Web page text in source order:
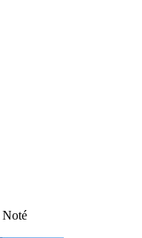
Noté